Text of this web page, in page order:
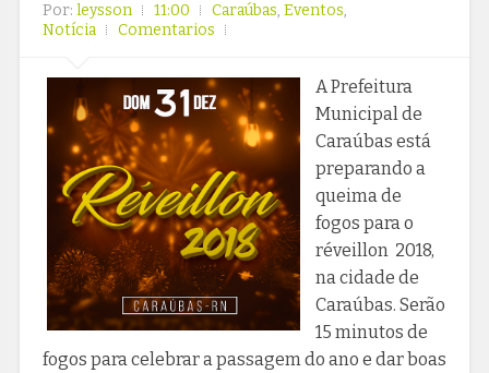
Por: leysson 11:00 Caraúbas, Eventos,
Notícia
Comentarios
A Prefeitura
Municipal de
Caraúbas está
preparando a
queima de
fogos para o
réveillon 2018,
na cidade de
Caraúbas. Serão
15 minutos de
fogos para celebrar a passagem do ano e dar boas